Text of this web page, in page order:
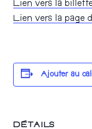
Lien vers la
Lien vers la page
Ajouter au
DÉTAILS